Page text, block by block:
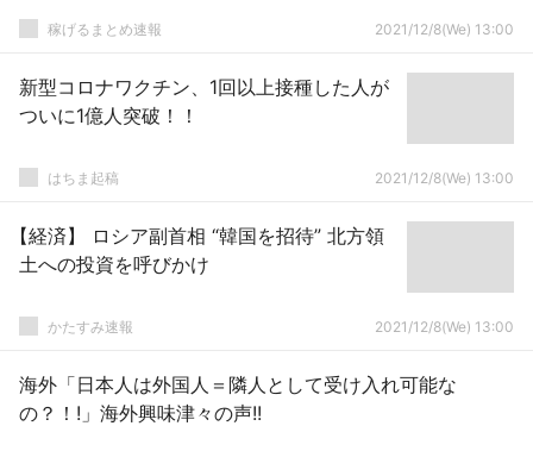
稼げるまとめ速報 2021/12/8(We) 13:00
新型コロナワクチン、1回以上接種した人が
ついに1億人突破！！
はちま起稿 2021/12/8(We) 13:00
【経済】 ロシア副首相 “韓国を招待” 北方領
土への投資を呼びかけ
かたすみ速報 2021/12/8(We) 13:00
海外「日本人は外国人＝隣人として受け入れ可能な
の？！!」海外興味津々の声!!